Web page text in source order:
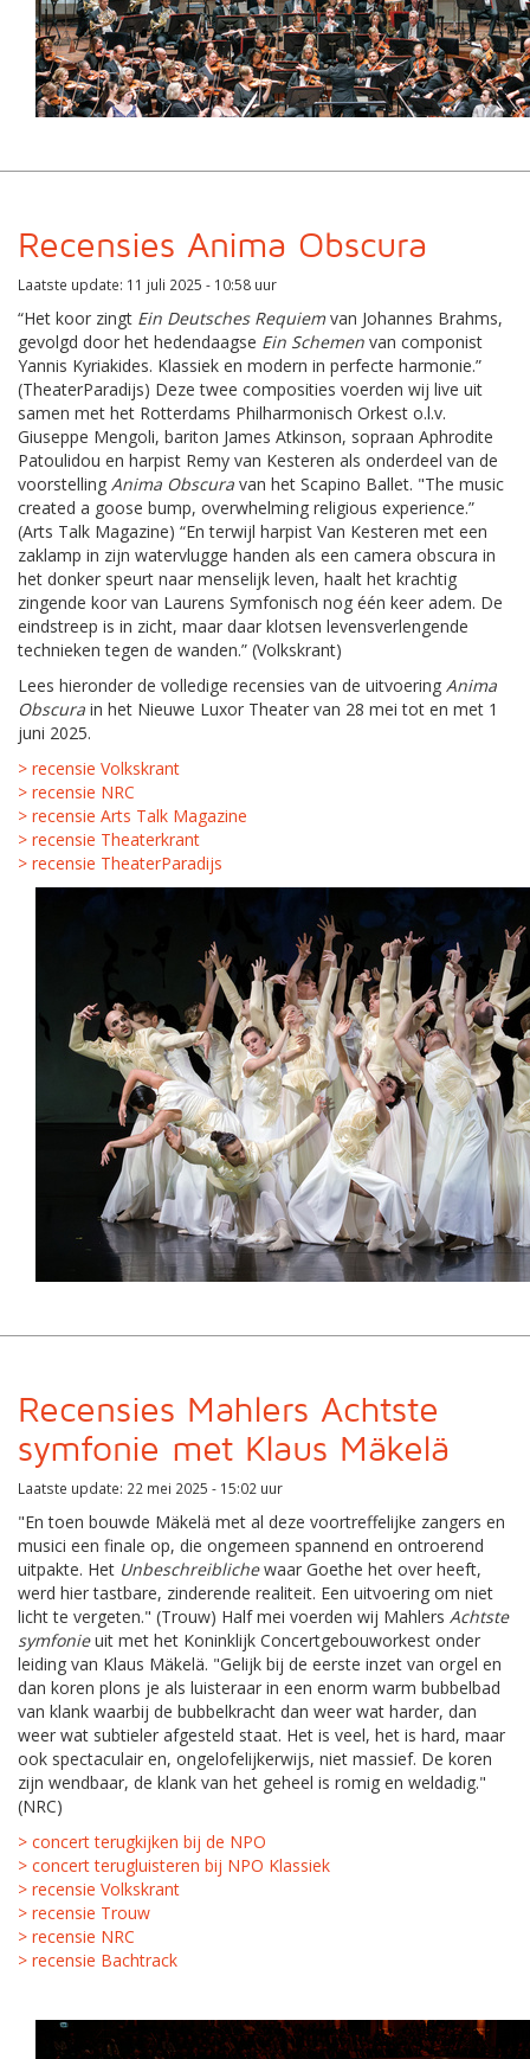
Recensies Anima Obscura
Laatste update: 11 juli 2025 - 10:58 uur
“Het koor zingt Ein Deutsches Requiemvan Johannes Brahms,
gevolgd door het hedendaagse Ein Schemen van componist
Yannis Kyriakides. Klassiek en modern in perfecte harmonie.”
(TheaterParadijs) Deze twee composities voerden wij live uit
samen met het Rotterdams Philharmonisch Orkest o.l.v.
Giuseppe Mengoli, bariton James Atkinson, sopraan Aphrodite
Patoulidou en harpist Remy van Kesteren als onderdeel van de
voorstelling Anima Obscura van het Scapino Ballet. "The music
created a goose bump, overwhelming religious experience.”
(Arts Talk Magazine) “En terwijl harpist Van Kesteren met een
zaklamp in zijn watervlugge handen als een camera obscura in
het donker speurt naar menselijk leven, haalt het krachtig
zingende koor van Laurens Symfonisch nog één keer adem. De
eindstreep is in zicht, maar daar klotsen levensverlengende
technieken tegen de wanden.” (Volkskrant)
Lees hieronder de volledige recensies van de uitvoering Anima
Obscura in het Nieuwe Luxor Theater van 28 mei tot en met 1
juni 2025.
> recensie Volkskrant
> recensie NRC
> recensie Arts Talk Magazine
> recensie Theaterkrant
> recensie TheaterParadijs
Recensies Mahlers Achtste
symfonie met Klaus Mäkelä
Laatste update: 22 mei 2025 - 15:02 uur
"En toen bouwde Mäkelä met al deze voortreffelijke zangers en
musici een finale op, die ongemeen spannend en ontroerend
uitpakte. Het Unbeschreiblichewaar Goethe het over heeft,
werd hier tastbare, zinderende realiteit. Een uitvoering om niet
licht te vergeten." (Trouw) Half mei voerden wij Mahlers Achtste
symfonieuit met het Koninklijk Concertgebouworkest onder
leiding van Klaus Mäkelä. "Gelijk bij de eerste inzet van orgel en
dan koren plons je als luisteraar in een enorm warm bubbelbad
van klank waarbij de bubbelkracht dan weer wat harder, dan
weer wat subtieler afgesteld staat. Het is veel, het is hard, maar
ook spectaculair en, ongelofelijkerwijs, niet massief. De koren
zijn wendbaar, de klank van het geheel is romig en weldadig."
(NRC)
> concert terugkijken bij de NPO
> concert terugluisteren bij NPO Klassiek
> recensie Volkskrant
> recensie Trouw
> recensie NRC
> recensie Bachtrack